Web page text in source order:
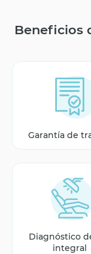
Beneficios
Garantía de
Diagnóstico
integral